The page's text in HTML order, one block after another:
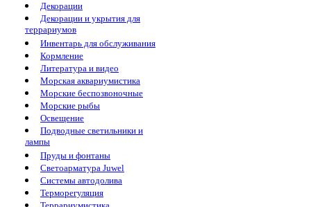
Декорации
Декорации и укрытия для
террариумов
Инвентарь для обслуживания
Кормление
Литература и видео
Морская аквариумистика
Морские беспозвоночные
Морские рыбы
Освещение
Подводные светильники и
лампы
Пруды и фонтаны
Светоарматура Juwel
Системы автодолива
Терморегуляция